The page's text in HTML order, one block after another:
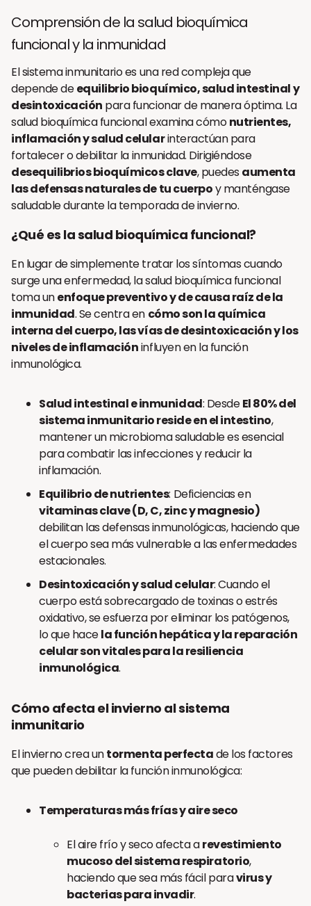
Comprensión de la salud bioquímica
funcional y la inmunidad
El sistema inmunitario es una red compleja que
depende deequilibrio bioquímico, salud intestinal y
desintoxicación para funcionar de manera óptima. La
salud bioquímica funcional examina cómonutrientes,
inflamación y salud celularinteractúan para
fortalecer o debilitar la inmunidad. Dirigiéndose
desequilibrios bioquímicos clave, puedes aumenta
las defensas naturales de tu cuerpoy manténgase
saludable durante la temporada de invierno.
¿Qué es la salud bioquímica funcional?
En lugar de simplemente tratar los síntomas cuando
surge una enfermedad, la salud bioquímica funcional
toma unenfoque preventivo y de causa raíz de la
inmunidad. Se centra en cómo son la química
interna del cuerpo, las vías de desintoxicación y los
niveles de inflamacióninfluyen en la función
inmunológica.
Salud intestinal e inmunidad: DesdeEl 80% del
sistema inmunitario reside en el intestino,
mantener un microbioma saludable es esencial
para combatir las infecciones y reducir la
inflamación.
Equilibrio de nutrientes: Deficiencias en
vitaminas clave (D, C, zinc y magnesio)
debilitan las defensas inmunológicas, haciendo que
el cuerpo sea más vulnerable a las enfermedades
estacionales.
Desintoxicación y salud celular: Cuando el
cuerpo está sobrecargado de toxinas o estrés
oxidativo, se esfuerza por eliminar los patógenos,
lo que hacela función hepática y la reparación
celular son vitales para la resiliencia
inmunológica.
Cómo afecta el invierno al sistema
inmunitario
El invierno crea untormenta perfectade los factores
que pueden debilitar la función inmunológica:
Temperaturas más frías y aire seco
El aire frío y seco afecta arevestimiento
mucoso del sistema respiratorio,
haciendo que sea más fácil paravirus y
bacterias para invadir.